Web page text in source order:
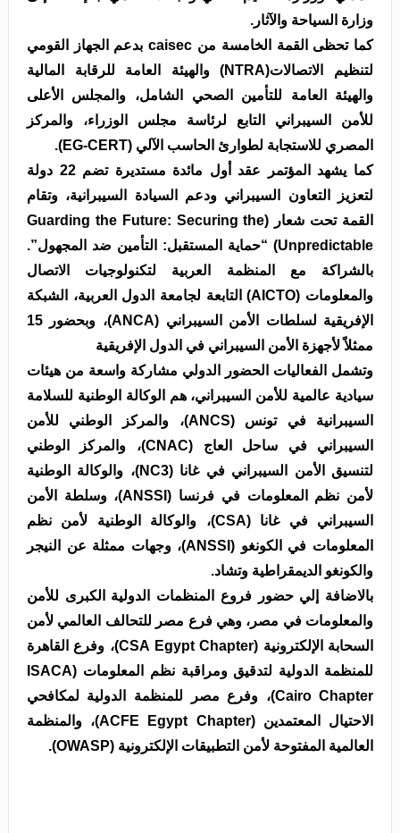
وزارة السياحة والآثار.
كما تحظى القمة الخامسة من caisec بدعم الجهاز القومي
لتنظيم الاتصالات(NTRA) والهيئة العامة للرقابة المالية
والهيئة العامة للتأمين الصحي الشامل، والمجلس الأعلى
للأمن السيبراني التابع لرئاسة مجلس الوزراء، والمركز
المصري للاستجابة لطوارئ الحاسب الآلي (EG-CERT).
كما يشهد المؤتمر عقد أول مائدة مستديرة تضم 22 دولة
لتعزيز التعاون السيبراني ودعم السيادة السيبرانية، وتقام
القمة تحت شعار (Guarding the Future: Securing the
Unpredictable) “حماية المستقبل: التأمين ضد المجهول”.
بالشراكة مع المنظمة العربية لتكنولوجيات الاتصال
والمعلومات (AICTO) التابعة لجامعة الدول العربية، الشبكة
الإفريقية لسلطات الأمن السيبراني (ANCA)، وبحضور 15
ممثلاً لأجهزة الأمن السيبراني في الدول الإفريقية
وتشمل الفعاليات الحضور الدولي مشاركة واسعة من هيئات
سيادية عالمية للأمن السيبراني، هم الوكالة الوطنية للسلامة
السيبرانية في تونس (ANCS)، والمركز الوطني للأمن
السيبراني في ساحل العاج (CNAC)، والمركز الوطني
لتنسيق الأمن السيبراني في غانا (NC3)، والوكالة الوطنية
لأمن نظم المعلومات في فرنسا (ANSSI)، وسلطة الأمن
السيبراني في غانا (CSA)، والوكالة الوطنية لأمن نظم
المعلومات في الكونغو (ANSSI)، وجهات ممثلة عن النيجر
والكونغو الديمقراطية وتشاد.
بالاضافة إلي حضور فروع المنظمات الدولية الكبرى للأمن
والمعلومات في مصر، وهي فرع مصر للتحالف العالمي لأمن
السحابة الإلكترونية (CSA Egypt Chapter)، وفرع القاهرة
للمنظمة الدولية لتدقيق ومراقبة نظم المعلومات (ISACA
Cairo Chapter)، وفرع مصر للمنظمة الدولية لمكافحي
الاحتيال المعتمدين (ACFE Egypt Chapter)، والمنظمة
العالمية المفتوحة لأمن التطبيقات الإلكترونية (OWASP).